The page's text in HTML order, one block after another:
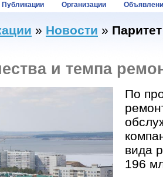
Публикации Организации
» Новости »
и темпа
По
вида
196